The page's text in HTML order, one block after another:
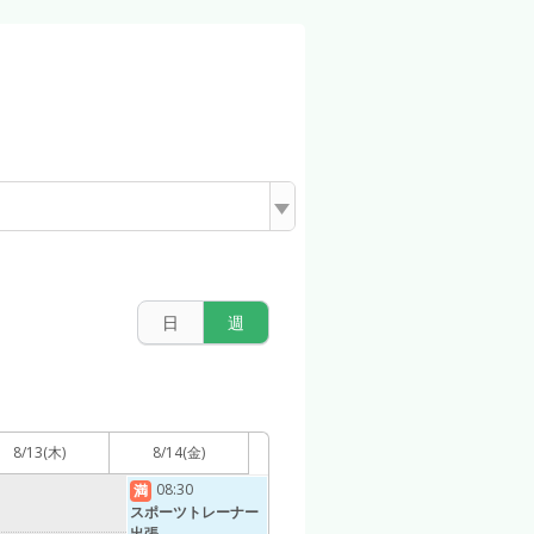
日 週
8/13(木) 8/14(金)
満 08:30
スポーツトレーナー